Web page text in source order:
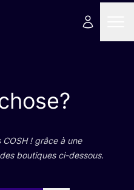
COSH! grâce à une
bou­tiques ci-dessous.